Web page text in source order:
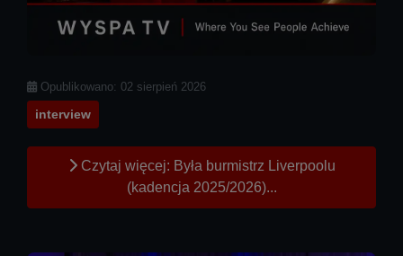
Szczegóły
Opublikowano: 02 sierpień 2026
interview
Czytaj więcej: Była burmistrz Liverpoolu
(kadencja 2025/2026)...